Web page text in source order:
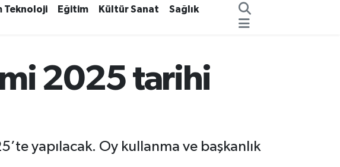
6862,09000
14.598,00 %0
Teknoloji Eğitim Kültür Sanat
Sağlık
2025 tarihi
yapılacak. Oy kullanma ve başkanlık